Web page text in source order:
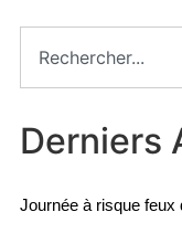
Derniers
Journée à risque